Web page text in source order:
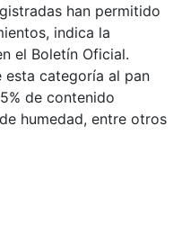
han permitido
indica la
el Boletín Oficial.
esta categoría al pan
de contenido
humedad, entre otros